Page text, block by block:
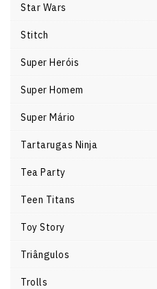
Star Wars
Stitch
Super Heróis
Super Homem
Super Mário
Tartarugas Ninja
Tea Party
Teen Titans
Toy Story
Triângulos
Trolls